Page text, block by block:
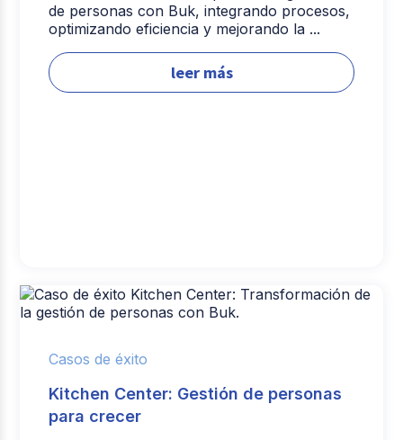
de personas con Buk, integrando procesos,
optimizando eficiencia y mejorando la ...
leer más
Casos de éxito
Kitchen Center: Gestión de personas
para crecer